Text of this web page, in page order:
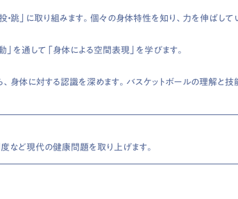
・跳」に取り組みます。個々の身体特性を知り、力を伸ばして
」を通して「身体による空間表現」を学びます。
身体に対する認識を深めます。バスケットボールの理解と
度など現代の健康問題を取り上げます。